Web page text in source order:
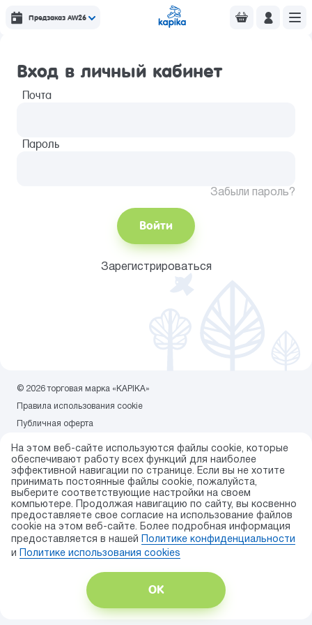
Предзаказ AW26
На этом веб-сайте используются файлы cookie, которые
обеспечивают работу всех функций для наиболее
эффективной навигации по странице. Если вы не хотите
принимать постоянные файлы cookie, пожалуйста,
выберите соответствующие настройки на своем
компьютере. Продолжая навигацию по сайту, вы косвенно
предоставляете свое согласие на использование файлов
cookie на этом веб-сайте. Более подробная информация
предоставляется в нашей
Политике конфиденциальности
и
Политике использования сookies
ОК
Вход в личный кабинет
Почта
Пароль
Забыли пароль?
Войти
Зарегистрироваться
© 2026 торговая марка «KAPIKA»
Правила использования cookie
Публичная оферта
Карта сайта
Разработка сайта — ITECH.group